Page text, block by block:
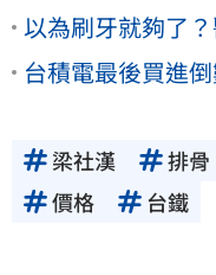
以為刷牙就夠了
台積電最後買進
梁社漢 排骨
價格
台鐵